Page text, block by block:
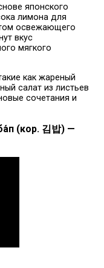
японского
лимона для
освежающего
вкус
мягкого
как жареный
салат из листьев
сочетания и
(кор. 김밥) —